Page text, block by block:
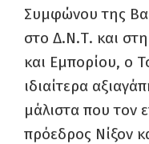
Συμφώνου της
στο Δ.Ν.Τ. και
και Εμπορίου, ο
ιδιαίτερα
μάλιστα που τον
πρόεδρος Νίξον